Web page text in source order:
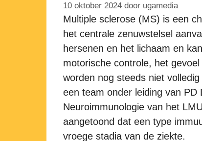
10 oktober 2024 door ugamedia
Multiple sclerose (MS) is een
het centrale zenuwstelsel
hersenen en het lichaam en
motorische controle, het
worden nog steeds niet
een team onder leiding van
Neuroimmunologie van het
aangetoond dat een type
vroege stadia van de ziekte.